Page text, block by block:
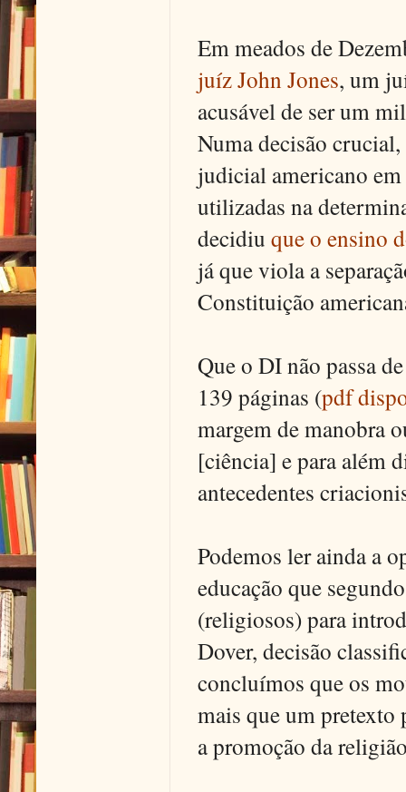
Em meados de
juíz John Jones, um
acusável de ser um
Numa decisão
judicial americano em
utilizadas na
decidiu que o ensino
já que viola a
Constituição
Que o DI não passa
139 páginas (pdf
margem de manobra
[ciência] e para além
antecedentes
Podemos ler ainda a
educação que
(religiosos) para
Dover, decisão
concluímos que os
mais que um pretexto
a promoção da